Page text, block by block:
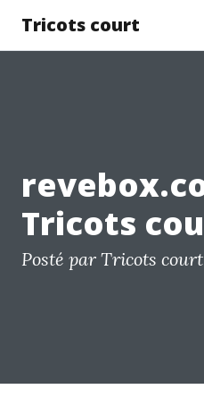
Tricots court
Tricots
Posté par Tricots court